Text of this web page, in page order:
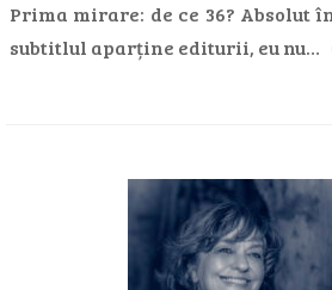
Prima mirare: de ce 36? Absolut
subtitlul aparține editurii, eu nu…